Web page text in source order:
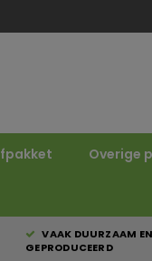
Overige
VAAK DUURZAAM
GEPRODUCEERD